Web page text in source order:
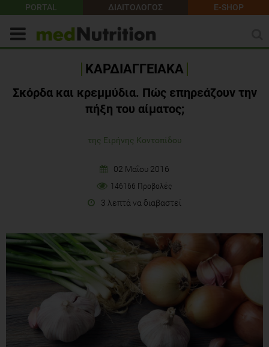
PORTAL ΔΙΑΙΤΟΛΟΓΟΣ E-SHOP
ΚΑΡΔΙΑΓΓΕΙΑΚΑ
Σκόρδα και κρεμμύδια. Πώς επηρεάζουν την
πήξη του αίματος;
της Ειρήνης Κοντοπίδου
02 Μαΐου 2016
146166 Προβολές
3 λεπτά να διαβαστεί